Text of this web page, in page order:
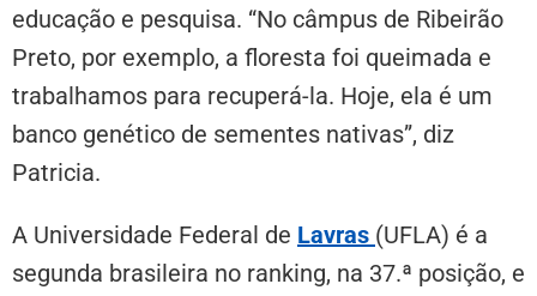
educação e pesquisa. “No câmpus de Ribeirão
Preto, por exemplo, a floresta foi queimada e
trabalhamos para recuperá-la. Hoje, ela é um
banco genético de sementes nativas”, diz
Patricia.
A Universidade Federal de Lavras (UFLA) é a
segunda brasileira no ranking, na 37.ª posição, e